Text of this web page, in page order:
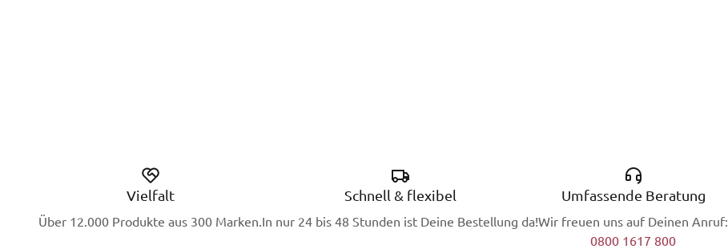
Vielfalt
Über 12.000 Produkte aus 300 Marken.
Schnell & flexibel
In nur 24 bis 48 Stunden ist Deine Bestellung da!
Umfassende Beratung
Wir freuen uns auf Deinen Anruf:
0800 1617 800